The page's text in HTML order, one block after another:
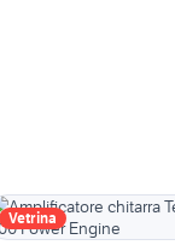
Vetrina